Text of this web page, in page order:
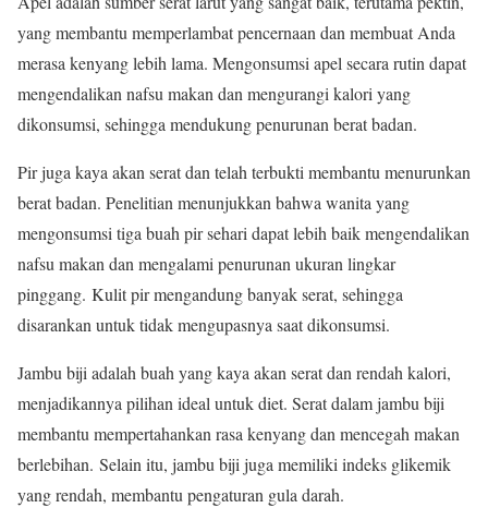
yang membantu memperlambat pencernaan dan membuat Anda
merasa kenyang lebih lama. Mengonsumsi apel secara rutin dapat
mengendalikan nafsu makan dan mengurangi kalori yang
dikonsumsi, sehingga mendukung penurunan berat badan.
Pir juga kaya akan serat dan telah terbukti membantu menurunkan
berat badan. Penelitian menunjukkan bahwa wanita yang
mengonsumsi tiga buah pir sehari dapat lebih baik mengendalikan
nafsu makan dan mengalami penurunan ukuran lingkar
pinggang. Kulit pir mengandung banyak serat, sehingga
disarankan untuk tidak mengupasnya saat dikonsumsi.
Jambu biji adalah buah yang kaya akan serat dan rendah kalori,
menjadikannya pilihan ideal untuk diet. Serat dalam jambu biji
membantu mempertahankan rasa kenyang dan mencegah makan
berlebihan. Selain itu, jambu biji juga memiliki indeks glikemik
yang rendah, membantu pengaturan gula darah.